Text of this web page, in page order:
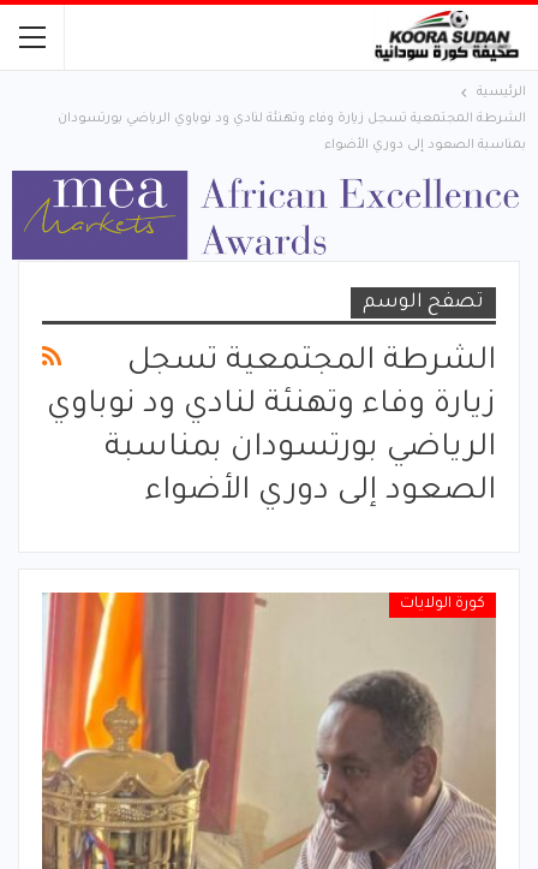
الرئيسية
الشرطة المجتمعية تسجل زيارة وفاء وتهنئة لنادي ود نوباوي الرياضي بورتسودان
بمناسبة الصعود إلى دوري الأضواء
تصفح الوسم
الشرطة المجتمعية تسجل
زيارة وفاء وتهنئة لنادي ود نوباوي
الرياضي بورتسودان بمناسبة
الصعود إلى دوري الأضواء
كورة الولايات